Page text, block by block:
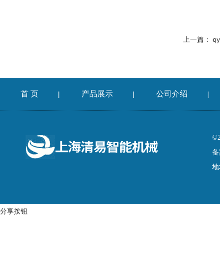
上一篇：
首 页 | 产品展示 | 公司介绍 |
备
分享按钮